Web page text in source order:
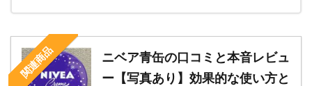
関連商品
ニベア青缶の口コミと本音レビュ
ー【写真あり】効果的な使い方と